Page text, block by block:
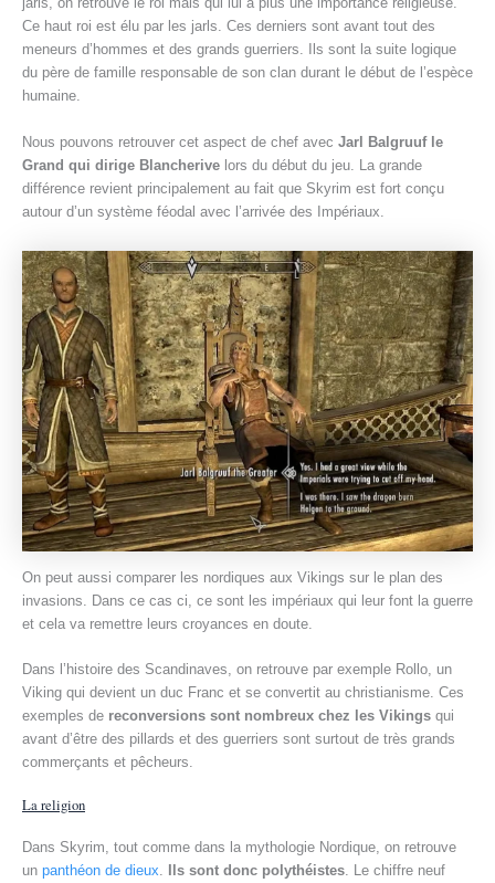
Ce haut roi est élu par les jarls. Ces derniers sont avant tout des
meneurs d’hommes et des grands guerriers. Ils sont la suite logique
du père de famille responsable de son clan durant le début de l’espèce
humaine.
Nous pouvons retrouver cet aspect de chef avec Jarl Balgruuf le
Grand qui dirige Blancherive lors du début du jeu. La grande
différence revient principalement au fait que Skyrim est fort conçu
autour d’un système féodal avec l’arrivée des Impériaux.
On peut aussi comparer les nordiques aux Vikings sur le plan des
invasions. Dans ce cas ci, ce sont les impériaux qui leur font la guerre
et cela va remettre leurs croyances en doute.
Dans l’histoire des Scandinaves, on retrouve par exemple Rollo, un
Viking qui devient un duc Franc et se convertit au christianisme. Ces
exemples de reconversions sont nombreux chez les Vikings qui
avant d’être des pillards et des guerriers sont surtout de très grands
commerçants et pêcheurs.
La religion
Dans Skyrim, tout comme dans la mythologie Nordique, on retrouve
un panthéon de dieux Ils sont donc polythéistes . Le chiffre neuf